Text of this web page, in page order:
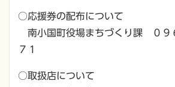
○応援券の配布について
南小国町役場まちづくり課 ０９
７１
○取扱店について